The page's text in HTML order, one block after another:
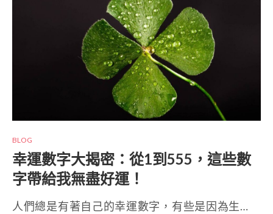
BLOG
幸運數字大揭密：從1到555，這些數
字帶給我無盡好運！
人們總是有著自己的幸運數字，有些是因為生…